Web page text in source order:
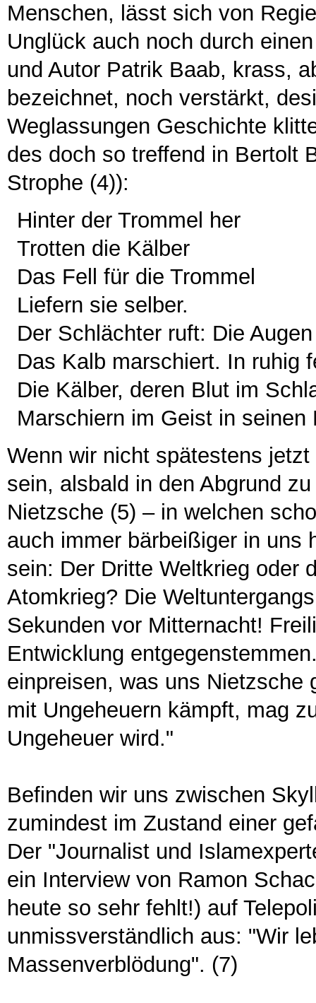
Menschen, lässt sich von
Unglück auch noch durch
und Autor Patrik Baab, krass,
bezeichnet, noch verstärkt,
Weglassungen Geschichte
des doch so treffend in Bertolt
Strophe (4)):
Hinter der Trommel her
Trotten die Kälber
Das Fell für die Trommel
Liefern sie selber.
Der Schlächter ruft: Die
Das Kalb marschiert. In ruhig
Die Kälber, deren Blut im
Marschiern im Geist in seinen
Wenn wir nicht spätestens
sein, alsbald in den Abgrund
Nietzsche (5) – in welchen
auch immer bärbeißiger in uns
sein: Der Dritte Weltkrieg oder
Atomkrieg? Die
Sekunden vor Mitternacht!
Entwicklung
einpreisen, was uns Nietzsche
mit Ungeheuern kämpft, mag
Ungeheuer wird."
Befinden wir uns zwischen
zumindest im Zustand einer
Der "Journalist und
ein Interview von Ramon
heute so sehr fehlt!) auf
unmissverständlich aus: "Wir
Massenverblödung". (7)